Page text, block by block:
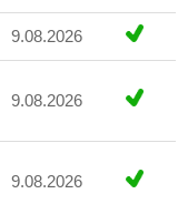
9.08.2026
9.08.2026
9.08.2026